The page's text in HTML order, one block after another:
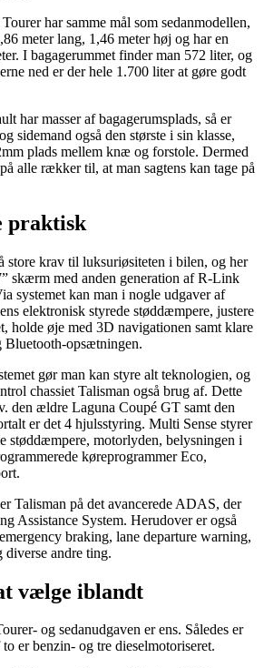
har samme mål som sedanmodellen,
meter lang, 1,46 meter høj og har en
I bagagerummet finder man 572 liter, og
ned er der hele 1.700 liter at gøre godt
har masser af bagagerumsplads, så er
sidemand også den største i sin klasse,
plads mellem knæ og forstole. Dermed
alle rækker til, at man sagtens kan tage på
praktisk
store krav til luksuriøsiteten i bilen, og her
skærm med anden generation af R-Link
systemet kan man i nogle udgaver af
elektronisk styrede støddæmpere, justere
holde øje med 3D navigationen samt klare
Bluetooth-opsætningen.
gør man kan styre alt teknologien, og
chassiet Talisman også brug af. Dette
den ældre Laguna Coupé GT samt den
er det 4 hjulsstyring. Multi Sense styrer
støddæmpere, motorlyden, belysningen i
køreprogrammer Eco,
Talisman på det avancerede ADAS, der
Assistance System. Herudover er også
braking, lane departure warning,
diverse andre ting.
vælge iblandt
og sedanudgaven er ens. Således er
er benzin- og tre dieselmotoriseret.